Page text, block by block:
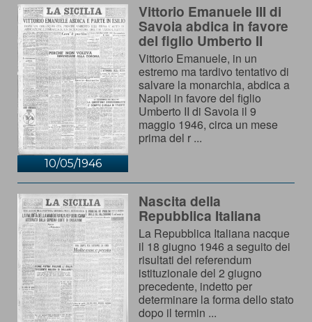
10/05/1946
Vittorio Emanuele III di
Savoia abdica in favore
del figlio Umberto II
Vittorio Emanuele, in un
estremo ma tardivo tentativo di
salvare la monarchia, abdica a
Napoli in favore del figlio
Umberto II di Savoia il 9
maggio 1946, circa un mese
prima del r ...
Nascita della
Repubblica Italiana
La Repubblica Italiana nacque
il 18 giugno 1946 a seguito dei
risultati del referendum
istituzionale del 2 giugno
precedente, indetto per
determinare la forma dello stato
dopo il termin ...